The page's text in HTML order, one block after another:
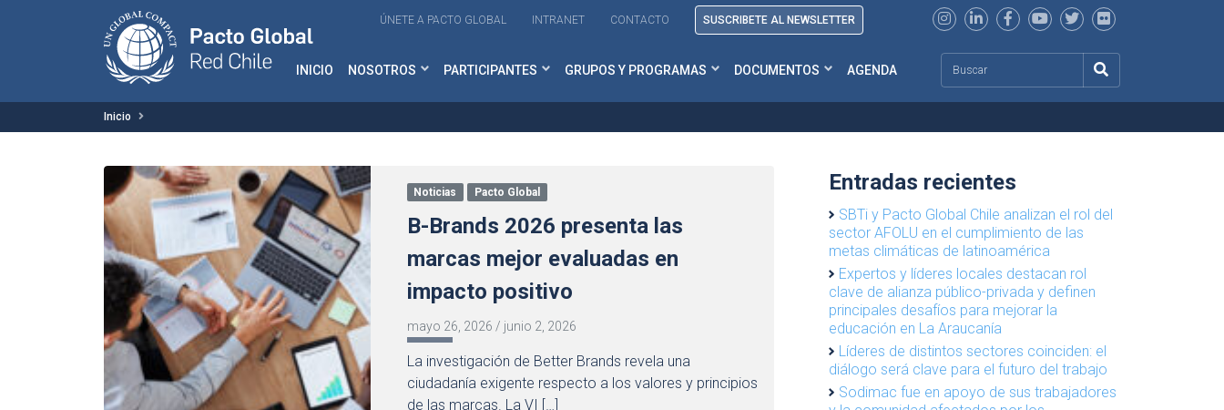
ÚNETE A PACTO GLOBAL INTRANET CONTACTO SUSCRIBETE AL NEWSLETTER
INICIO NOSOTROS PARTICIPANTES GRUPOS Y PROGRAMAS DOCUMENTOS AGENDA
Inicio
Noticias Pacto Global
B-Brands 2026 presenta las
marcas mejor evaluadas en
impacto positivo
mayo 26, 2026 / junio 2, 2026
La investigación de Better Brands revela una
ciudadanía exigente respecto a los valores y principios
de las marcas. La VI […]
Entradas recientes
SBTi y Pacto Global Chile analizan el rol del
sector AFOLU en el cumplimiento de las
metas climáticas de latinoamérica
Expertos y líderes locales destacan rol
clave de alianza público-privada y definen
principales desafíos para mejorar la
educación en La Araucanía
Líderes de distintos sectores coinciden: el
diálogo será clave para el futuro del trabajo
Sodimac fue en apoyo de sus trabajadores